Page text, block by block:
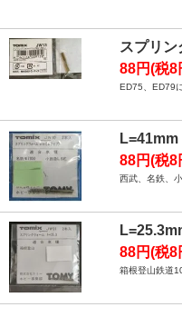
スプリ
88円(税8
ED75、ED79
88円(税8
西武、名鉄、
88円(税8
箱根登山鉄道